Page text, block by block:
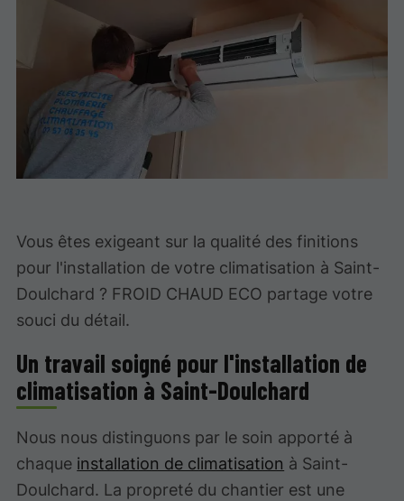
Vous êtes exigeant sur la qualité des finitions
pour l'installation de votre climatisation à Saint-
Doulchard ? FROID CHAUD ECO partage votre
souci du détail.
Un travail soigné pour l'installation de
climatisation à Saint-Doulchard
Nous nous distinguons par le soin apporté à
chaque installation de climatisation à Saint-
Doulchard. La propreté du chantier est une